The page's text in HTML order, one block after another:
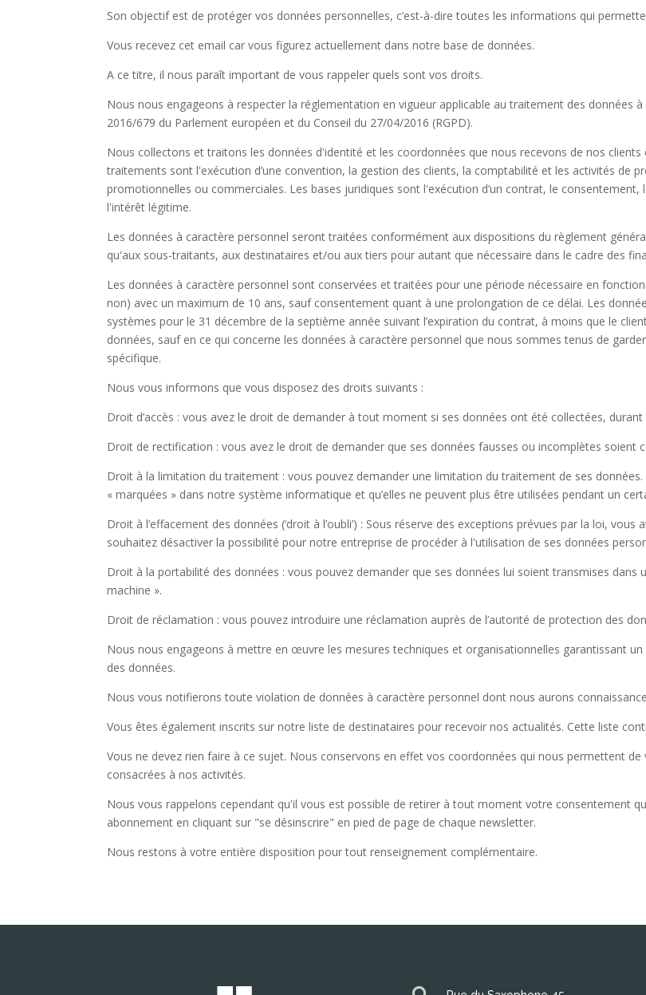
Son objectif est de protéger vos données personnelles, c’est-à-dire toutes les informations qui
Vous recevez cet email car vous figurez actuellement dans notre base de données.
A ce titre, il nous paraît important de vous rappeler quels sont vos droits.
Nous nous engageons à respecter la réglementation en vigueur applicable au traitement des données
2016/679 du Parlement européen et du Conseil du 27/04/2016 (RGPD).
Nous collectons et traitons les données d'identité et les coordonnées que nous recevons de nos
traitements sont l'exécution d’une convention, la gestion des clients, la comptabilité et les activités de
promotionnelles ou commerciales. Les bases juridiques sont l'exécution d’un contrat, le
l'intérêt légitime.
Les données à caractère personnel seront traitées conformément aux dispositions du règlement
qu'aux sous-traitants, aux destinataires et/ou aux tiers pour autant que nécessaire dans le cadre des
Les données à caractère personnel sont conservées et traitées pour une période nécessaire en
non) avec un maximum de 10 ans, sauf consentement quant à une prolongation de ce délai. Les
systèmes pour le 31 décembre de la septième année suivant l’expiration du contrat, à moins que le
données, sauf en ce qui concerne les données à caractère personnel que nous sommes tenus de
spécifique.
Nous vous informons que vous disposez des droits suivants :
Droit d’accès : vous avez le droit de demander à tout moment si ses données ont été collectées,
Droit de rectification : vous avez le droit de demander que ses données fausses ou incomplètes
Droit à la limitation du traitement : vous pouvez demander une limitation du traitement de ses
« marquées » dans notre système informatique et qu’elles ne peuvent plus être utilisées pendant un
Droit à l’effacement des données (‘droit à l’oubli’) : Sous réserve des exceptions prévues par la loi, vous
souhaitez désactiver la possibilité pour notre entreprise de procéder à l'utilisation de ses données
Droit à la portabilité des données : vous pouvez demander que ses données lui soient transmises
machine ».
Droit de réclamation : vous pouvez introduire une réclamation auprès de l’autorité de protection des
Nous nous engageons à mettre en œuvre les mesures techniques et organisationnelles garantissant
des données.
Nous vous notifierons toute violation de données à caractère personnel dont nous aurons
Vous êtes également inscrits sur notre liste de destinataires pour recevoir nos actualités. Cette liste
Vous ne devez rien faire à ce sujet. Nous conservons en effet vos coordonnées qui nous permettent
consacrées à nos activités.
Nous vous rappelons cependant qu'il vous est possible de retirer à tout moment votre consentement
abonnement en cliquant sur "se désinscrire" en pied de page de chaque newsletter.
Nous restons à votre entière disposition pour tout renseignement complémentaire.